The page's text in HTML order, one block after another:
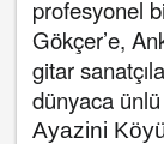
profesyonel
Gökçer’e,
gitar
dünyaca
Ayazini